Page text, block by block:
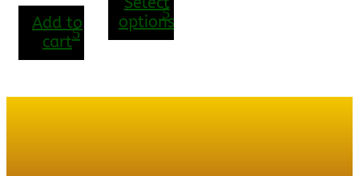
price
was:
RM1,710.00.
Current
price
is:
RM49.00.
Add to
cart
RM17.00
through
RM27.00
options